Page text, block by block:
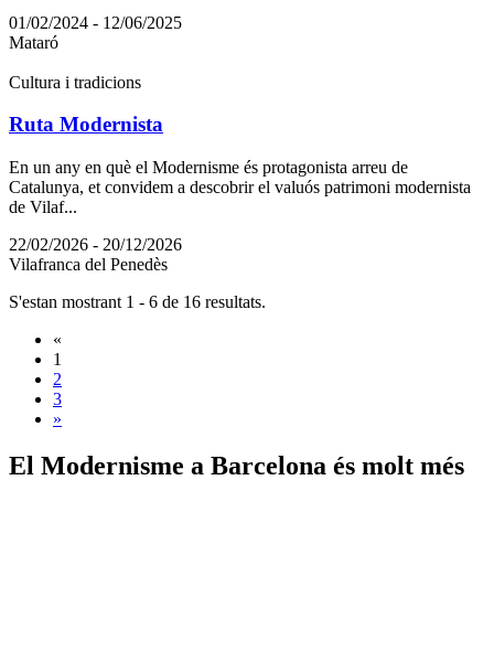
01/02/2024 - 12/06/2025
Mataró
Cultura i tradicions
Ruta Modernista
En un any en què el Modernisme és protagonista arreu de
Catalunya, et convidem a descobrir el valuós patrimoni modernista
de Vilaf...
22/02/2026 - 20/12/2026
Vilafranca del Penedès
S'estan mostrant 1 - 6 de 16 resultats.
«
1
2
3
»
El Modernisme a Barcelona és molt més